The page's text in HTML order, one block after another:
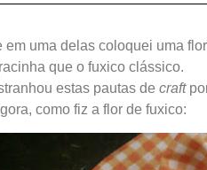
em uma delas coloquei uma
que o fuxico clássico.
estas pautas de craft
como fiz a flor de fuxico: